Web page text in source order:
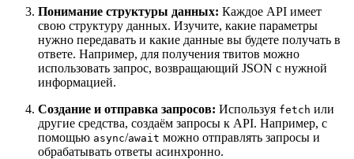
Понимание структуры данных: Каждое API имеет
свою структуру данных. Изучите, какие параметры
нужно передавать и какие данные вы будете получать в
ответе. Например, для получения твитов можно
использовать запрос, возвращающий JSON с нужной
информацией.
Создание и отправка запросов: Используя fetch или
другие средства, создаём запросы к API. Например, с
помощью async/await можно отправлять запросы и
обрабатывать ответы асинхронно.